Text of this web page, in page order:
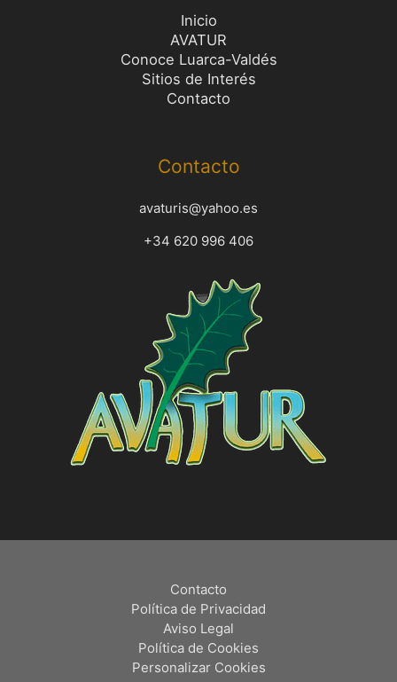
Inicio
AVATUR
Conoce Luarca-Valdés
Sitios de Interés
Contacto
Contacto
avaturis@yahoo.es
+34 620 996 406
Contacto
Política de Privacidad
Aviso Legal
Política de Cookies
Personalizar Cookies